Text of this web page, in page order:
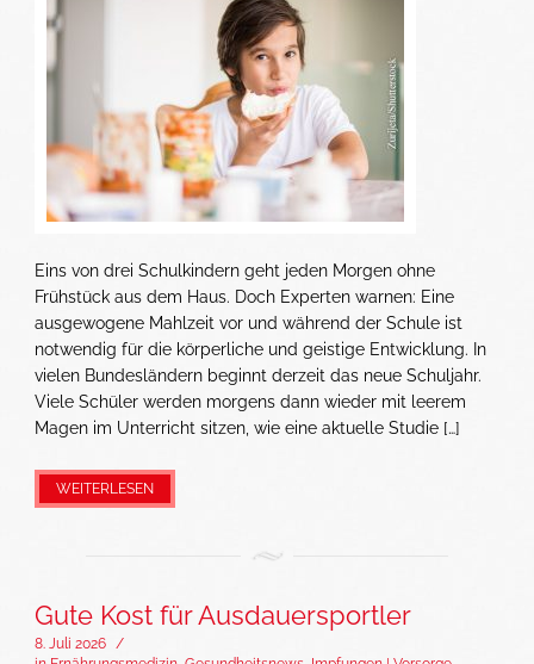
Eins von drei Schulkindern geht jeden Morgen ohne
Frühstück aus dem Haus. Doch Experten warnen: Eine
ausgewogene Mahlzeit vor und während der Schule ist
notwendig für die körperliche und geistige Entwicklung. In
vielen Bundesländern beginnt derzeit das neue Schuljahr.
Viele Schüler werden morgens dann wieder mit leerem
Magen im Unterricht sitzen, wie eine aktuelle Studie […]
WEITERLESEN
Gute Kost für Ausdauersportler
8. Juli 2026 /